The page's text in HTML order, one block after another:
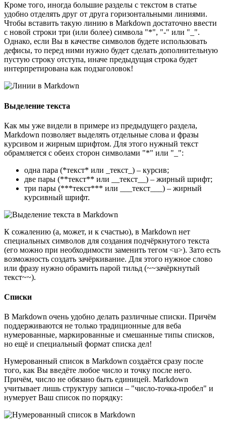
Кроме того, иногда большие разделы с текстом в статье
удобно отделять друг от друга горизонтальными линиями.
Чтобы вставить такую линию в Markdown достаточно ввести
с новой строки три (или более) символа "*", "-" или "_".
Однако, если Вы в качестве символов будете использовать
дефисы, то перед ними нужно будет сделать дополнительную
пустую строку отступа, иначе предыдущая строка будет
интерпретирована как подзаголовок!
Выделение текста
Как мы уже видели в примере из предыдущего раздела,
Markdown позволяет выделять отдельные слова и фразы
курсивом и жирным шрифтом. Для этого нужный текст
обрамляется с обеих сторон символами "*" или "_":
одна пара (*текст* или _текст_) – курсив;
две пары (**текст** или __текст__) – жирный шрифт;
три пары (***текст*** или ___текст___) – жирный
курсивный шрифт.
К сожалению (а, может, и к счастью), в Markdown нет
специальных символов для создания подчёркнутого текста
(его можно при необходимости заменить тегом <u>). Зато есть
возможность создать зачёркивание. Для этого нужное слово
или фразу нужно обрамить парой тильд (~~зачёркнутый
текст~~).
Списки
В Markdown очень удобно делать различные списки. Причём
поддерживаются не только традиционные для веба
нумерованные, маркированные и смешанные типы списков,
но ещё и специальный формат списка дел!
Нумерованный список в Markdown создаётся сразу после
того, как Вы введёте любое число и точку после него.
Причём, число не обязано быть единицей. Markdown
учитывает лишь структуру записи – "число-точка-пробел" и
нумерует Ваш список по порядку: